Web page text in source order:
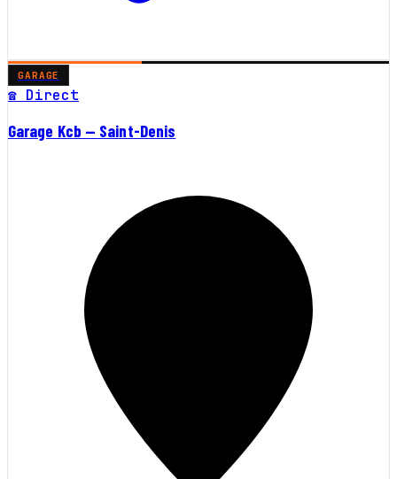
GARAGE
☎ Direct
Garage Kcb — Saint-Denis